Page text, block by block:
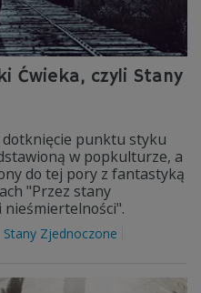
Ćwieka, czyli Stany
dotknięcie punktu styku
w popkulturze, a
do tej pory z fantastyką
"Przez stany
nieśmiertelności".
Stany Zjednoczone